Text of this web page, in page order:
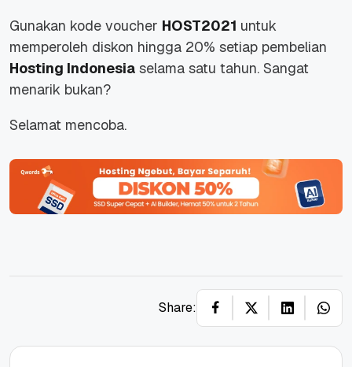
Gunakan kode voucher HOST2021 untuk
memperoleh diskon hingga 20% setiap pembelian
Hosting Indonesia selama satu tahun. Sangat
menarik bukan?
Selamat mencoba.
Share: